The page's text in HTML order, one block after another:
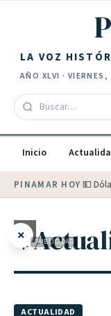
LA VOZ
AÑO XLVI · VIERNES,
Inicio
PINAMAR HOY·💵
× PUBLICIDAD
ACTUALIDAD